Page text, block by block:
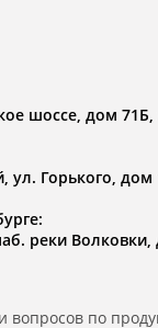
шоссе, дом
ул. Горького, дом
реки
вопросов по